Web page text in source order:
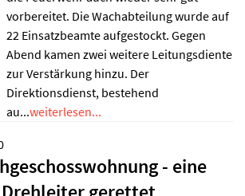
vorbereitet. Die Wachabteilung wurde auf
22 Einsatzbeamte aufgestockt. Gegen
Abend kamen zwei weitere Leitungsdiente
zur Verstärkung hinzu. Der
Direktionsdienst, bestehend
au...weiterlesen...
- eine